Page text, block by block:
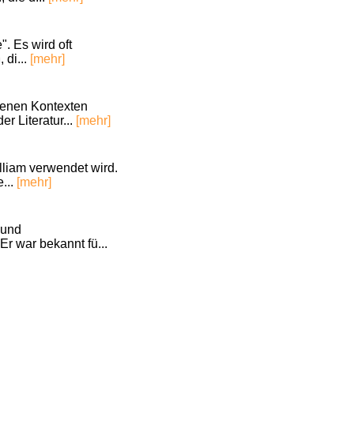
Es wird oft
di... [mehr]
Kontexten
Literatur... [mehr]
verwendet wird.
[mehr]
war bekannt fü...